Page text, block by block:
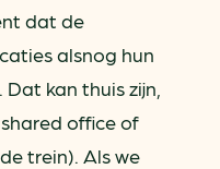
dat de
alsnog hun
kan thuis zijn,
office of
trein). Als we